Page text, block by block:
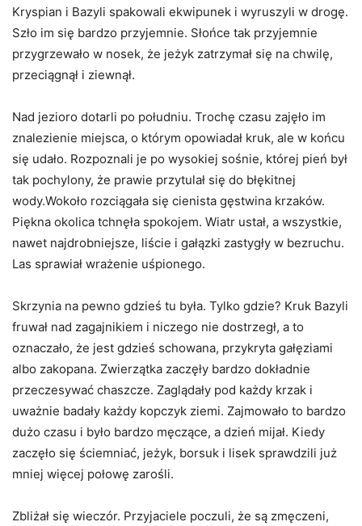
Kryspian i Bazyli spakowali ekwipunek i wyruszyli w drogę.
Szło im się bardzo przyjemnie. Słońce tak przyjemnie
przygrzewało w nosek, że jeżyk zatrzymał się na chwilę,
przeciągnął i ziewnął.
Nad jezioro dotarli po południu. Trochę czasu zajęło im
znalezienie miejsca, o którym opowiadał kruk, ale w końcu
się udało. Rozpoznali je po wysokiej sośnie, której pień był
tak pochylony, że prawie przytulał się do błękitnej
wody.Wokoło rozciągała się cienista gęstwina krzaków.
Piękna okolica tchnęła spokojem. Wiatr ustał, a wszystkie,
nawet najdrobniejsze, liście i gałązki zastygły w bezruchu.
Las sprawiał wrażenie uśpionego.
Skrzynia na pewno gdzieś tu była. Tylko gdzie? Kruk Bazyli
fruwał nad zagajnikiem i niczego nie dostrzegł, a to
oznaczało, że jest gdzieś schowana, przykryta gałęziami
albo zakopana. Zwierzątka zaczęły bardzo dokładnie
przeczesywać chaszcze. Zaglądały pod każdy krzak i
uważnie badały każdy kopczyk ziemi. Zajmowało to bardzo
dużo czasu i było bardzo męczące, a dzień mijał. Kiedy
zaczęło się ściemniać, jeżyk, borsuk i lisek sprawdzili już
mniej więcej połowę zarośli.
Zbliżał się wieczór. Przyjaciele poczuli, że są zmęczeni,